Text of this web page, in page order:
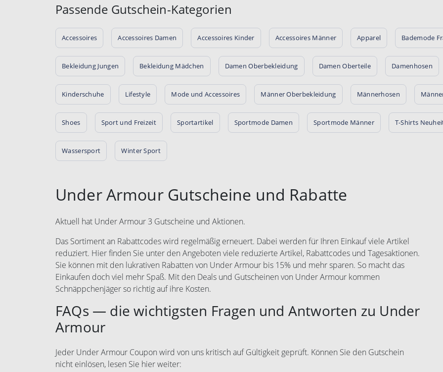
Passende Gutschein-Kategorien
Accessoires Accessoires Damen Accessoires Kinder Accessoires Männer Apparel Bademode
Bekleidung Jungen Bekleidung Mädchen Damen Oberbekleidung Damen Oberteile Damenhosen
Kinderschuhe Lifestyle Mode und Accessoires Männer Oberbekleidung Männerhosen
Shoes Sport und Freizeit Sportartikel Sportmode Damen Sportmode Männer T-Shirts
Wassersport Winter Sport
Under Armour Gutscheine und Rabatte
Aktuell hat Under Armour 3 Gutscheine und Aktionen.
Das Sortiment an Rabattcodes wird regelmäßig erneuert. Dabei werden für Ihren Einkauf viele Artikel
reduziert. Hier finden Sie unter den Angeboten viele reduzierte Artikel, Rabattcodes und Tagesaktionen.
Sie können mit den lukrativen Rabatten von Under Armour bis 15% und mehr sparen. So macht das
Einkaufen doch viel mehr Spaß. Mit den Deals und Gutscheinen von Under Armour kommen
Schnäppchenjäger so richtig auf ihre Kosten.
FAQs — die wichtigsten Fragen und Antworten zu Under
Armour
Jeder Under Armour Coupon wird von uns kritisch auf Gültigkeit geprüft. Können Sie den Gutschein
nicht einlösen, lesen Sie hier weiter: